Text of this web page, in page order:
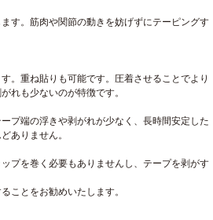
す。筋肉や関節の動きを妨げずにテーピングす
。重ね貼りも可能です。圧着させることでより
れも少ないのが特徴です。
プ端の浮きや剥がれが少なく、長時間安定した
ありません。
プを巻く必要もありませんし、テープを剥がす
ことをお勧めいたします。